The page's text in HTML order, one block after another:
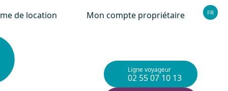
de location Mon compte propriétaire FR
Ligne voyageur
02 55 07 10 13